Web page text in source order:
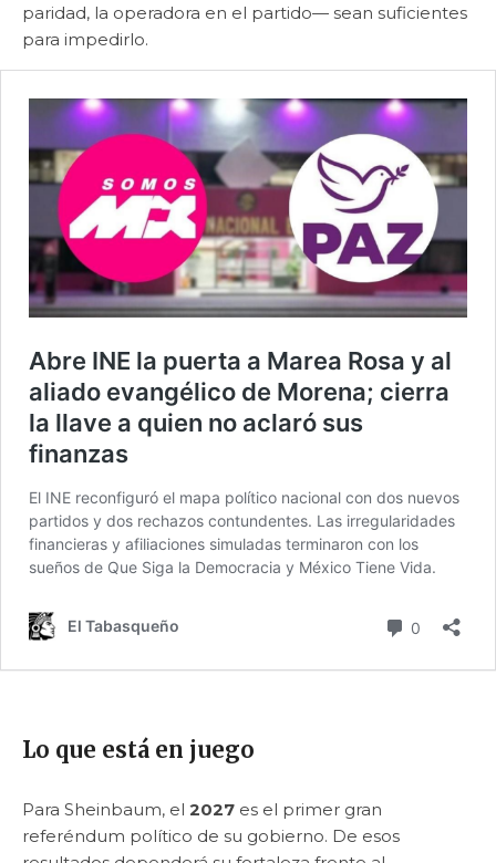
paridad, la operadora en el partido— sean suficientes
para impedirlo.
Lo que está en juego
Para Sheinbaum, el 2027 es el primer gran
referéndum político de su gobierno. De esos